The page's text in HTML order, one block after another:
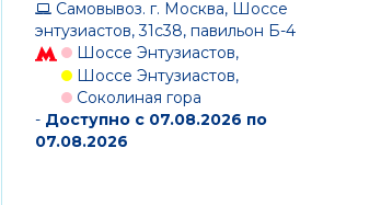
Самовывоз. г. Москва, Шоссе
энтузиастов, 31с38, павильон Б-4
Шоссе Энтузиастов,
Шоссе Энтузиастов,
Соколиная гора
- Доступно с 07.08.2026 по
07.08.2026